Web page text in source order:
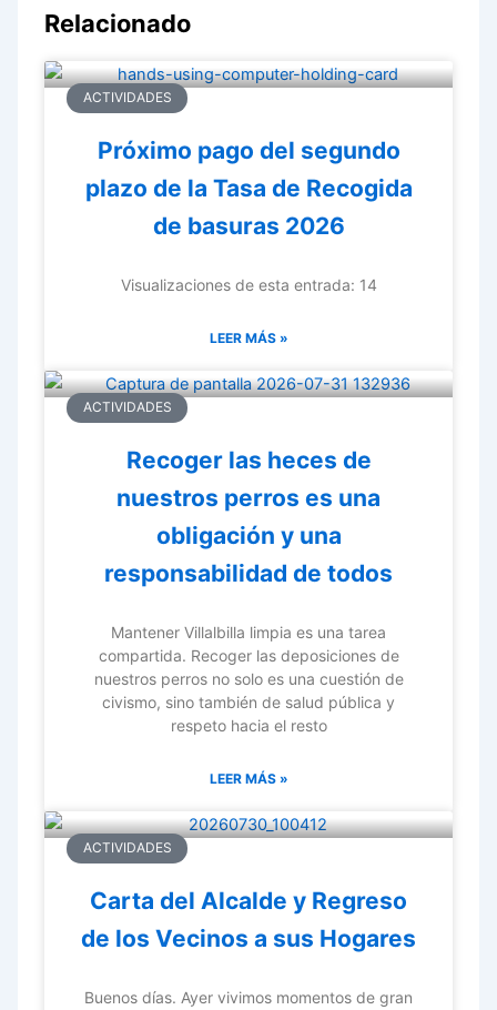
Relacionado
ACTIVIDADES
Próximo pago del segundo
plazo de la Tasa de Recogida
de basuras 2026
Visualizaciones de esta entrada: 14
LEER MÁS »
ACTIVIDADES
Recoger las heces de
nuestros perros es una
obligación y una
responsabilidad de todos
Mantener Villalbilla limpia es una tarea
compartida. Recoger las deposiciones de
nuestros perros no solo es una cuestión de
civismo, sino también de salud pública y
respeto hacia el resto
LEER MÁS »
ACTIVIDADES
Carta del Alcalde y Regreso
de los Vecinos a sus Hogares
Buenos días. Ayer vivimos momentos de gran